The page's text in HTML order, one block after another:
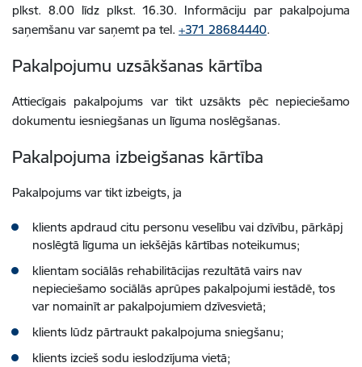
plkst. 8.00 līdz plkst. 16.30. Informāciju par pakalpojuma
saņemšanu var saņemt pa tel. +371 28684440.
Pakalpojumu uzsākšanas kārtība
Attiecīgais pakalpojums var tikt uzsākts pēc nepieciešamo
dokumentu iesniegšanas un līguma noslēgšanas.
Pakalpojuma izbeigšanas kārtība
Pakalpojums var tikt izbeigts, ja
klients apdraud citu personu veselību vai dzīvību, pārkāpj
noslēgtā līguma un iekšējās kārtības noteikumus;
klientam sociālās rehabilitācijas rezultātā vairs nav
nepieciešamo sociālās aprūpes pakalpojumi iestādē, tos
var nomainīt ar pakalpojumiem dzīvesvietā;
klients lūdz pārtraukt pakalpojuma sniegšanu;
klients izcieš sodu ieslodzījuma vietā;